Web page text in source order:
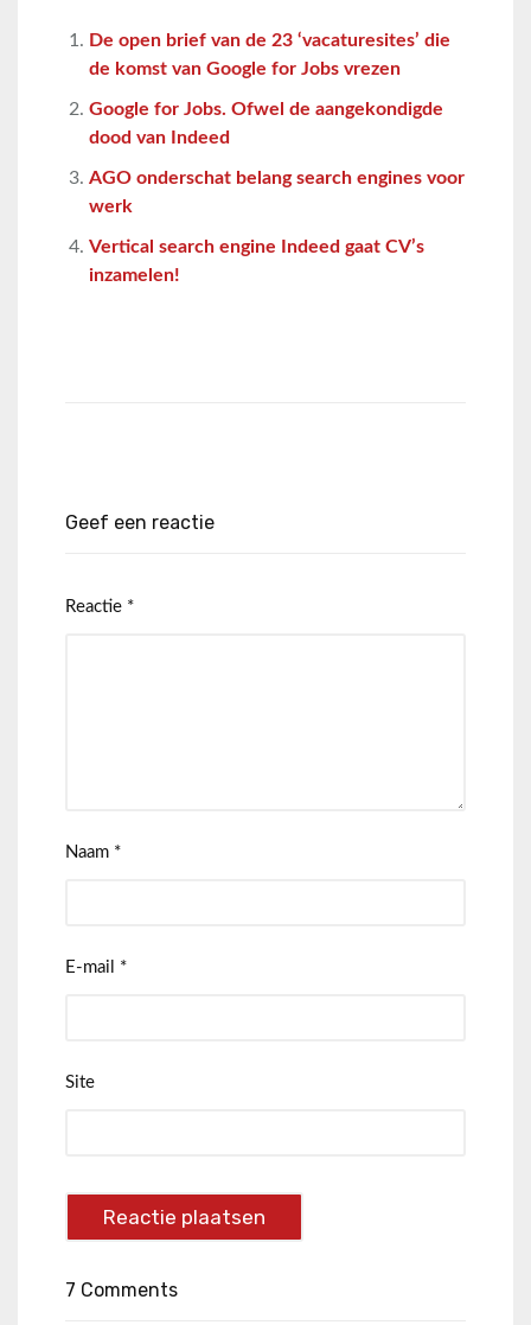
De open brief van de 23 ‘vacaturesites’ die
de komst van Google for Jobs vrezen
Google for Jobs. Ofwel de aangekondigde
dood van Indeed
AGO onderschat belang search engines voor
werk
Vertical search engine Indeed gaat CV’s
inzamelen!
Geef een reactie
Reactie *
Naam *
E-mail *
Site
7 Comments